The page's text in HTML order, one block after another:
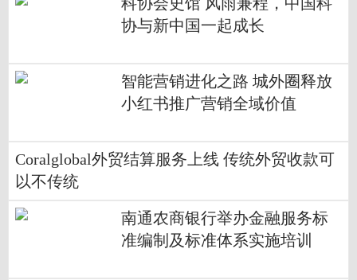
科协会史馆 风雨兼程，中国科
协与新中国一起成长
智能营销进化之路 城外圈释放
小红书推广营销全域价值
Coralglobal外贸结算服务上线 传统外贸收款可
以不传统
南通农商银行举办金融服务标
准编制及标准体系实施培训